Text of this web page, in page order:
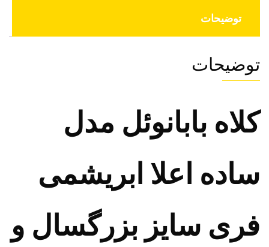
توضیحات
توضیحات
کلاه بابانوئل مدل
ساده اعلا ابریشمی
فری سایز بزرگسال و